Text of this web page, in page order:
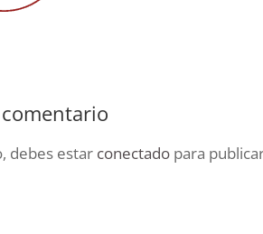
debes estar conectado para